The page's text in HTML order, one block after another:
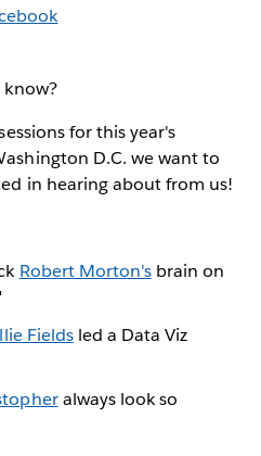
for this year's
D.C. we want to
in hearing about from us!
Robert Morton'sbrain on
Fieldsled a Data Viz
always look so